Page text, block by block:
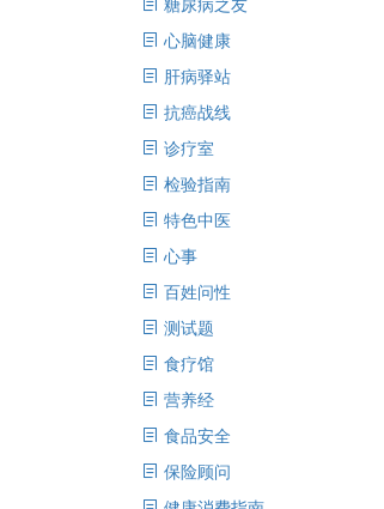
心脑健康
肝病驿站
抗癌战线
诊疗室
检验指南
特色中医
心事
百姓问性
测试题
食疗馆
营养经
食品安全
保险顾问